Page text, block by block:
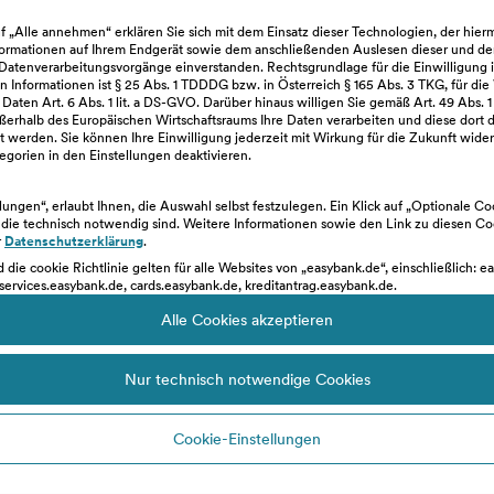
das Video-Ident-
2.
AGB von WebID
und bestätige
diese.
Starte den Video-
Danach wirst du
Schritt durch die
Legitimation
„Alle annehmen“ erklären Sie sich mit dem Einsatz dieser Technologien, der
auf Ihrem Endgerät sowie dem anschließenden Auslesen dieser und
einverstanden. Rechtsgrundlage für die Einwilligung
Informationen ist § 25 Abs. 1 TDDDG bzw. in Österreich § 165 Abs. 3 TKG, für die
Art. 6 Abs. 1 lit. a DS-GVO. Darüber hinaus willigen Sie gemäß Art. 49 Abs.
des Europäischen Wirtschaftsraums Ihre Daten verarbeiten und diese dort
werden. Sie können Ihre Einwilligung jederzeit mit Wirkung für die Zukunft
in den Einstellungen deaktivieren.
erlaubt Ihnen, die Auswahl selbst festzulegen. Ein Klick auf „Optionale
technisch notwendig sind. Weitere Informationen sowie den Link zu diesen
Datenschutzerklärung.
die cookie Richtlinie gelten für alle Websites von „easybank.de“, einschließlich:
cards.easybank.de, kreditantrag.easybank.de.
Alle Cookies akzeptieren
Nur technisch notwendige Cookies
Cookie-Einstellungen